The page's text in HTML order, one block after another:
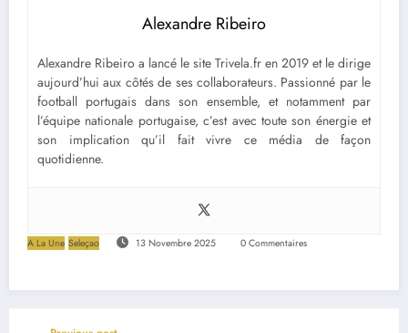
Alexandre Ribeiro
Alexandre Ribeiro a lancé le site Trivela.fr en 2019 et le dirige
aujourd’hui aux côtés de ses collaborateurs. Passionné par le
football portugais dans son ensemble, et notamment par
l’équipe nationale portugaise, c’est avec toute son énergie et
son implication qu’il fait vivre ce média de façon
quotidienne.
A La Une Seleçao 13 Novembre 2025 0 Commentaires